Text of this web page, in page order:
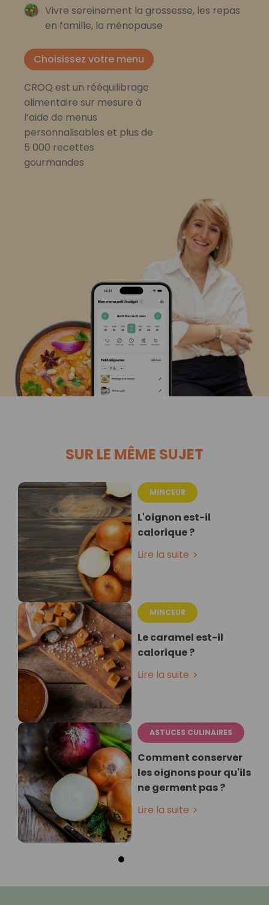
Vivre sereinement la grossesse, les repas
en famille, la ménopause
Choisissez votre menu
CROQ est un rééquilibrage
alimentaire sur mesure à
l’aide de menus
personnalisables et plus de
5 000 recettes
gourmandes
SUR LE MÊME SUJET
MINCEUR
L'oignon est-il
calorique ?
Lire la suite
MINCEUR
Le caramel est-il
calorique ?
Lire la suite
ASTUCES CULINAIRES
Comment conserver
les oignons pour qu'ils
ne germent pas ?
Lire la suite